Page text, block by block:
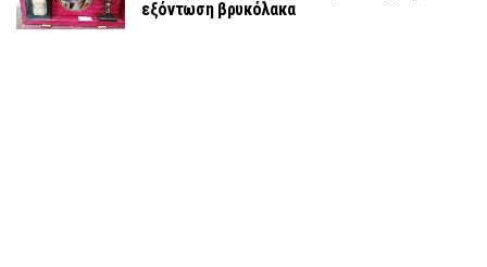
εξόντωση βρυκόλακα